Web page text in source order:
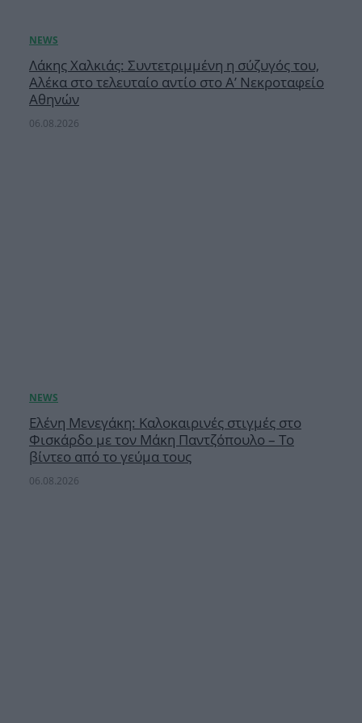
Λάκης Χαλκιάς: Συντετριμμένη η σύζυγός του,
Αλέκα στο τελευταίο αντίο στο Α’ Νεκροταφείο
Αθηνών
06.08.2026
Ελένη Μενεγάκη: Καλοκαιρινές στιγμές στο
Φισκάρδο με τον Μάκη Παντζόπουλο – Το
βίντεο από το γεύμα τους
06.08.2026